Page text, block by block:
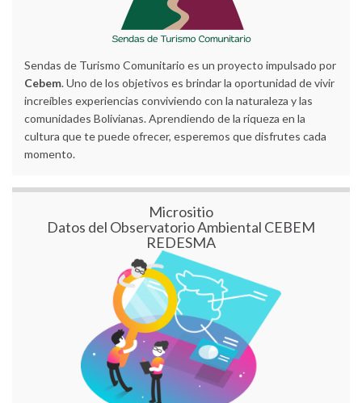
Sendas de Turismo Comunitario es un proyecto impulsado por
Cebem. Uno de los objetivos es brindar la oportunidad de vivir
increíbles experiencias conviviendo con la naturaleza y las
comunidades Bolivianas. Aprendiendo de la riqueza en la
cultura que te puede ofrecer, esperemos que disfrutes cada
momento.
Micrositio
Datos del Observatorio Ambiental CEBEM
REDESMA